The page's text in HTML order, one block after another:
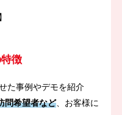
徴
た事例やデモを紹介
問希望者など、お客様に